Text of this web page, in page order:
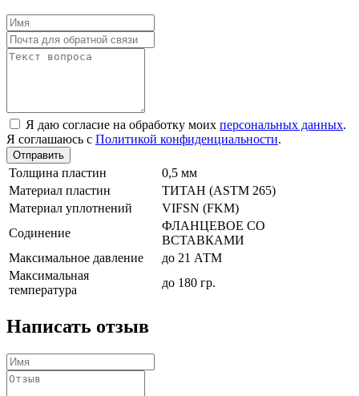
Я даю согласие на обработку моих персональных данных.
Я соглашаюсь с Политикой конфиденциальности.
Отправить
Толщина пластин
0,5 мм
Материал пластин
TИТАН (ASTM 265)
Материал уплотнений
VIFSN (FKM)
Содинение
ФЛАНЦЕВОЕ СО
ВСТАВКАМИ
Максимальное давление
до 21 АТМ
Максимальная
температура
до 180 гр.
Написать отзыв